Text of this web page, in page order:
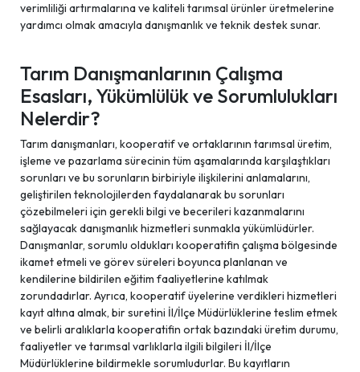
verimliliği artırmalarına ve kaliteli tarımsal ürünler üretmelerine
yardımcı olmak amacıyla danışmanlık ve teknik destek sunar.
Tarım Danışmanlarının Çalışma
Esasları, Yükümlülük ve Sorumlulukları
Nelerdir?
Tarım danışmanları, kooperatif ve ortaklarının tarımsal üretim,
işleme ve pazarlama sürecinin tüm aşamalarında karşılaştıkları
sorunları ve bu sorunların birbiriyle ilişkilerini anlamalarını,
geliştirilen teknolojilerden faydalanarak bu sorunları
çözebilmeleri için gerekli bilgi ve becerileri kazanmalarını
sağlayacak danışmanlık hizmetleri sunmakla yükümlüdürler.
Danışmanlar, sorumlu oldukları kooperatifin çalışma bölgesinde
ikamet etmeli ve görev süreleri boyunca planlanan ve
kendilerine bildirilen eğitim faaliyetlerine katılmak
zorundadırlar. Ayrıca, kooperatif üyelerine verdikleri hizmetleri
kayıt altına almak, bir suretini İl/İlçe Müdürlüklerine teslim etmek
ve belirli aralıklarla kooperatifin ortak bazındaki üretim durumu,
faaliyetler ve tarımsal varlıklarla ilgili bilgileri İl/İlçe
Müdürlüklerine bildirmekle sorumludurlar. Bu kayıtların